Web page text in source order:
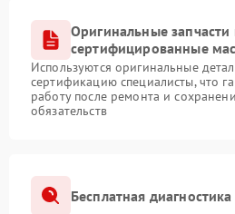
Оригинальные запчасти
сертифицированные
Используются оригинальные
сертификацию специалисты, что
работу после ремонта и
обязательств
Бесплатная